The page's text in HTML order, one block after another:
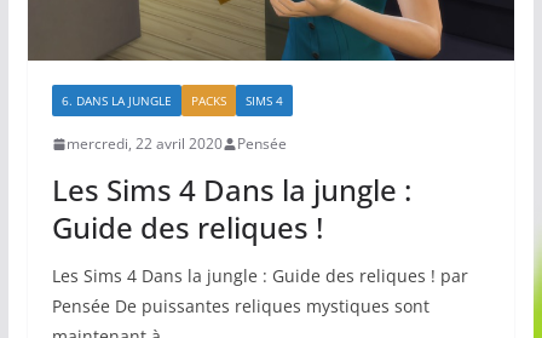
6. DANS LA JUNGLE PACKS SIMS 4
mercredi, 22 avril 2020 Pensée
Les Sims 4 Dans la jungle :
Guide des reliques !
Les Sims 4 Dans la jungle : Guide des reliques ! par
Pensée De puissantes reliques mystiques sont